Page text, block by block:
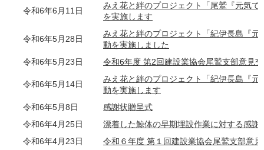
令和6年6月11日
みえ花と絆のプロジェクト「尾鷲『元気
を実施します
令和6年5月28日
みえ花と絆のプロジェクト「紀伊長島『
動を実施しました
令和6年5月23日
令和6年度 第2回建設業協会尾鷲支部意見
令和6年5月14日
みえ花と絆のプロジェクト「紀伊長島『
動を実施します
令和6年5月8日
感謝状贈呈式
令和6年4月25日
漂着した鯨体の早期埋設作業に対する感謝
令和6年4月23日
令和６年度 第１回建設業協会尾鷲支部意